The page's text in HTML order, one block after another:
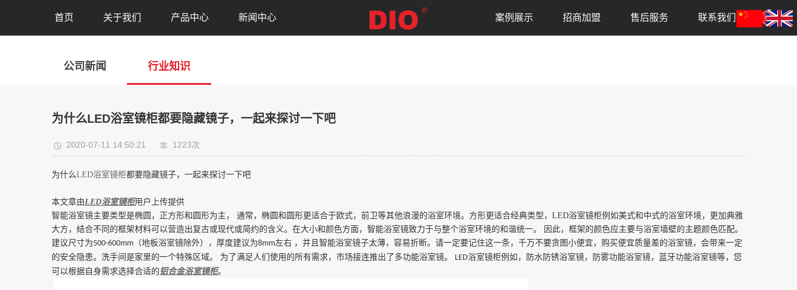
首页 关于我们 产品中心 新闻中心 案例展示 招商加盟 售后服务 联系我们
公司新闻 行业知识
为什么LED浴室镜柜都要隐藏镜子，一起来探讨一下吧
2020-07-11 14:50:21 1223次
为什么LED浴室镜柜都要隐藏镜子，一起来探讨一下吧
本文章由LED浴室镜柜用户上传提供
智能浴室镜主要类型是椭圆，正方形和圆形为主，
通常，椭圆和圆形更适合于欧式，前卫等其他浪漫的浴室环境。方形更适合经典类型， LED浴室镜柜例如美式和中式的浴室环境，更加典雅
大方，结合不同的框架材料可以营造出复古或现代或简约的含义。在大小和颜色方面，智能浴室镜致力于与整个浴室环境的和谐统一。 因此，框架的颜色应主要与浴室墙壁的主题颜色匹配。
建议尺寸为500-600mm （地板浴室镜除外），厚度建议为8mm左右 ，并且智能浴室镜子太薄，容易折断。请一定要记住这一条，千万不要贪图小便宜，购买便宜质量差的浴室镜，会带来一定
的安全隐患。洗手间是家里的一个特殊区域。 为了满足人们使用的所有需求，市场接连推出了多功能浴室镜。 LED浴室镜柜例如，防水防锈浴室镜，防雾功能浴室镜，蓝牙功能浴室镜等，您
可以根据自身需求选择合适的 铝合金浴室镜柜。